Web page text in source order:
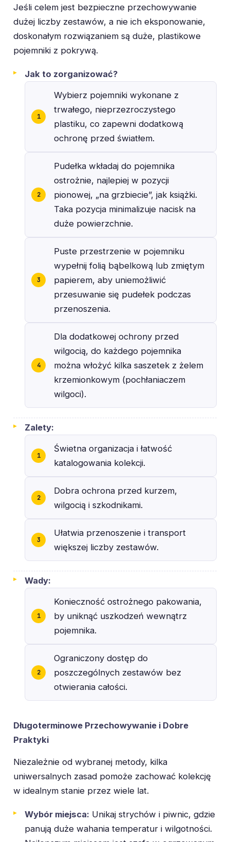
Jeśli celem jest bezpieczne przechowywanie
dużej liczby zestawów, a nie ich eksponowanie,
doskonałym rozwiązaniem są duże, plastikowe
pojemniki z pokrywą.
Jak to zorganizować?
Wybierz pojemniki wykonane z
trwałego, nieprzezroczystego
plastiku, co zapewni dodatkową
ochronę przed światłem.
Pudełka wkładaj do pojemnika
ostrożnie, najlepiej w pozycji
pionowej, „na grzbiecie”, jak książki.
Taka pozycja minimalizuje nacisk na
duże powierzchnie.
Puste przestrzenie w pojemniku
wypełnij folią bąbelkową lub zmiętym
papierem, aby uniemożliwić
przesuwanie się pudełek podczas
przenoszenia.
Dla dodatkowej ochrony przed
wilgocią, do każdego pojemnika
można włożyć kilka saszetek z żelem
krzemionkowym (pochłaniaczem
wilgoci).
Zalety:
Świetna organizacja i łatwość
katalogowania kolekcji.
Dobra ochrona przed kurzem,
wilgocią i szkodnikami.
Ułatwia przenoszenie i transport
większej liczby zestawów.
Wady:
Konieczność ostrożnego pakowania,
by uniknąć uszkodzeń wewnątrz
pojemnika.
Ograniczony dostęp do
poszczególnych zestawów bez
otwierania całości.
Długoterminowe Przechowywanie i Dobre
Praktyki
Niezależnie od wybranej metody, kilka
uniwersalnych zasad pomoże zachować kolekcję
w idealnym stanie przez wiele lat.
Wybór miejsca: Unikaj strychów i piwnic, gdzie
panują duże wahania temperatur i wilgotności.